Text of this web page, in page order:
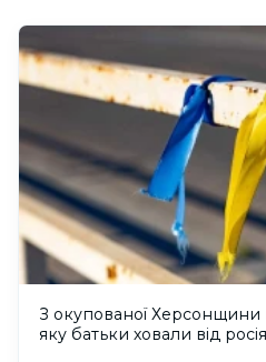
З окупованої Херсонщини
яку батьки ховали від